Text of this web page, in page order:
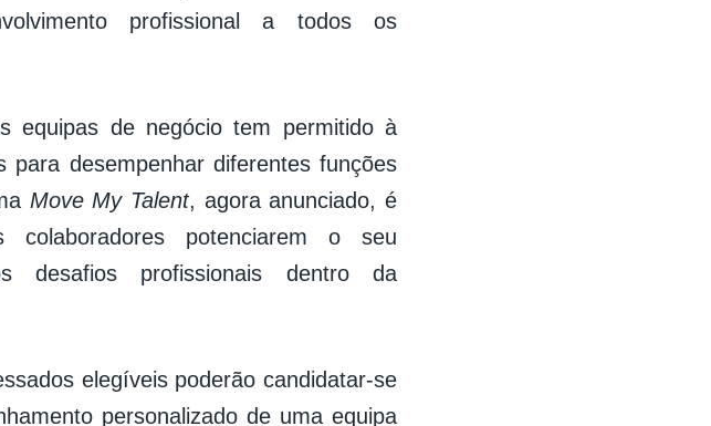
profissional a todos os
equipas de negócio tem permitido à
para desempenhar diferentes funções
Move My Talent, agora anunciado, é
potenciarem o seu
desafios profissionais dentro da
elegíveis poderão candidatar-se
personalizado de uma equipa